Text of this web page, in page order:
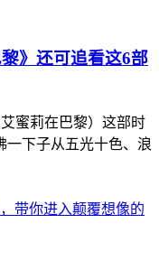
》还可追看这6部
蜜莉在巴黎）这部时
一下子从五光十色、浪